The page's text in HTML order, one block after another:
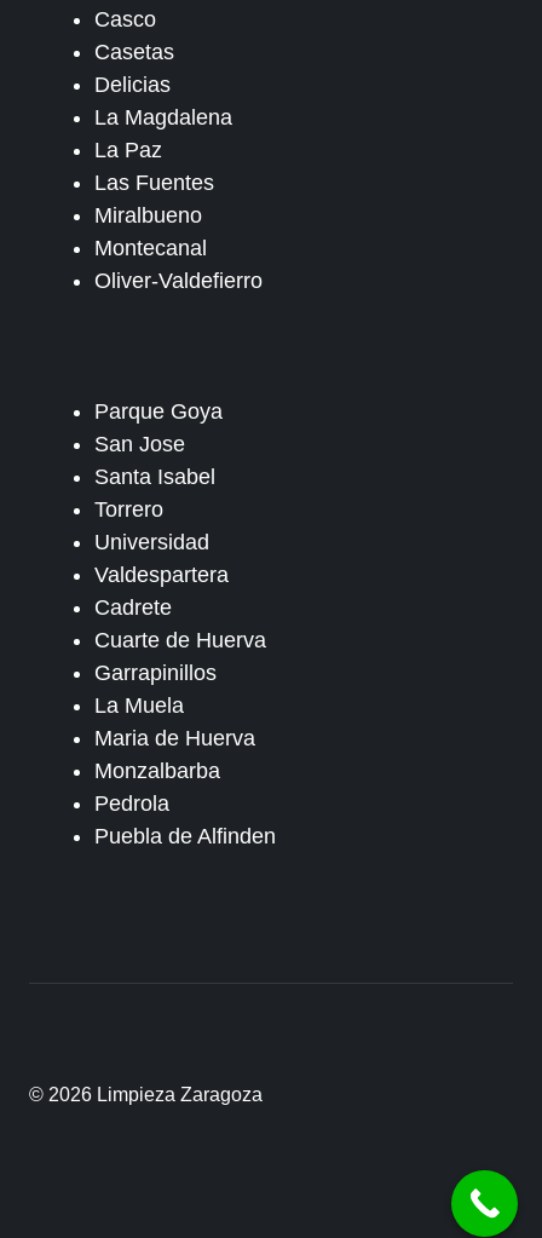
Casco
Casetas
Delicias
La Magdalena
La Paz
Las Fuentes
Miralbueno
Montecanal
Oliver-Valdefierro
Parque Goya
San Jose
Santa Isabel
Torrero
Universidad
Valdespartera
Cadrete
Cuarte de Huerva
Garrapinillos
La Muela
Maria de Huerva
Monzalbarba
Pedrola
Puebla de Alfinden
© 2026 Limpieza Zaragoza